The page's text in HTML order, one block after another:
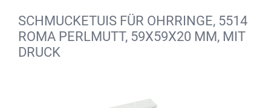
SCHMUCKETUIS FÜR OHRRINGE, 5514
ROMA PERLMUTT, 59X59X20 MM, MIT
DRUCK